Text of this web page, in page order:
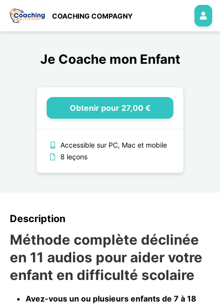
COACHING COMPAGNY
Je Coache mon Enfant
Obtenir pour 27,00 €
Accessible sur PC, Mac et mobile
8 leçons
Description
Méthode complète déclinée
en 11 audios pour aider votre
enfant en difficulté scolaire
Avez-vous un ou plusieurs enfants de 7 à 18